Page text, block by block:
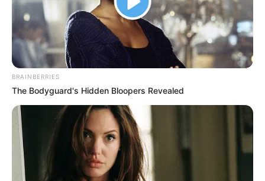
(foto: sustainableseedco)
10. Dinamakan sweet beauty dengan ukuran diameter
6-11 inci atau 15-27 cm dengan bentuk yang lonjong
BRAINBERRIES
The Bodyguard's Hidden Bloopers Revealed